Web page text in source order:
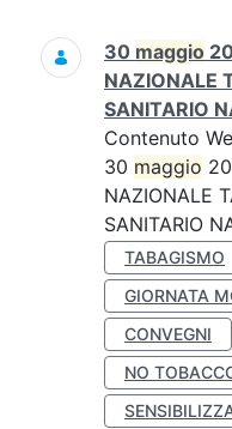
Ricerca
30 maggio
NAZIONALE
SANITARIO
Contenuto
30 maggio
NAZIONALE
SANITARIO
TABAGISMO
GIORNATA
CONVEGNI
NO